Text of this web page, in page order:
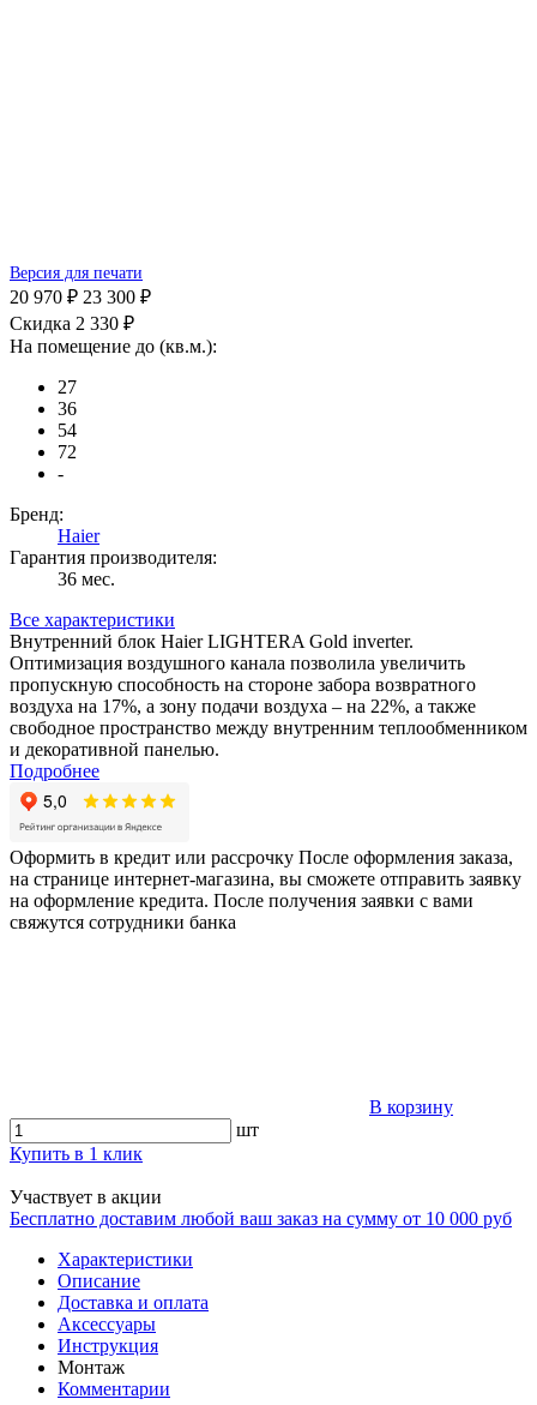
Версия для печати
20 970 ₽ 23 300 ₽
Скидка 2 330 ₽
На помещение до (кв.м.):
27
36
54
72
-
Бренд:
Haier
Гарантия производителя:
36 мес.
Все характеристики
Внутренний блок Haier LIGHTERA Gold inverter.
Оптимизация воздушного канала позволила увеличить
пропускную способность на стороне забора возвратного
воздуха на 17%, а зону подачи воздуха – на 22%, а также
свободное пространство между внутренним теплообменником
и декоративной панелью.
Подробнее
Оформить в кредит или рассрочку После оформления заказа,
на странице интернет-магазина, вы сможете отправить заявку
на оформление кредита. После получения заявки с вами
свяжутся сотрудники банка
В корзину
шт
Купить в 1 клик
Участвует в акции
Бесплатно доставим любой ваш заказ на сумму от 10 000 руб
Характеристики
Описание
Доставка и оплата
Аксессуары
Инструкция
Монтаж
Комментарии